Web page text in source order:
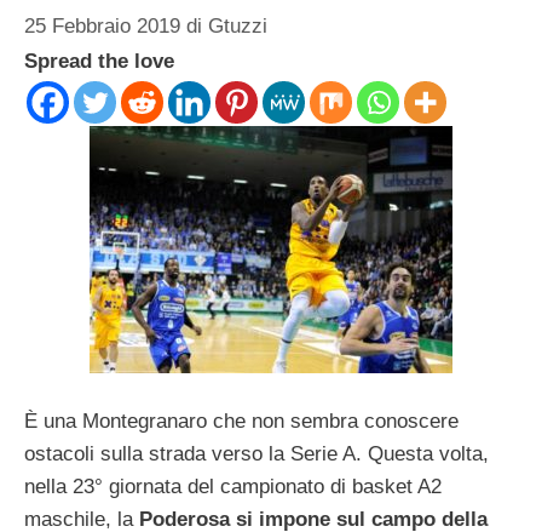
25 Febbraio 2019 di Gtuzzi
Spread the love
È una Montegranaro che non sembra conoscere
ostacoli sulla strada verso la Serie A. Questa volta,
nella 23° giornata del campionato di basket A2
maschile, la Poderosa si impone sul campo della